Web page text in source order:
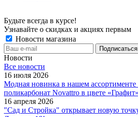
Будьте всегда в курсе!
Узнавайте о скидках и акциях первым
Новости магазина
Новости
Все новости
16 июля 2026
Модная новинка в нашем
поликарбонат Novattro в цвете
16 апреля 2026
"Сад и Стройка" открывает новую